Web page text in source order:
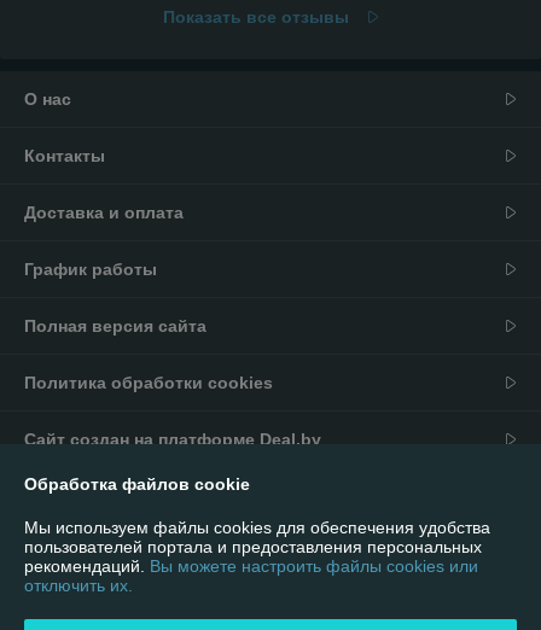
Показать все отзывы
О нас
Контакты
Доставка и оплата
График работы
Полная версия сайта
Политика обработки cookies
Сайт создан на платформе Deal.by
Юридическое лицо:ИП Андриевский Павел Николаевич
г. Минск, ул. Мельникайте 16/92
Обработка файлов cookie
Мы используем файлы cookies для обеспечения удобства
пользователей портала и предоставления персональных
рекомендаций. Вы можете настроить файлы cookies или
отключить их.